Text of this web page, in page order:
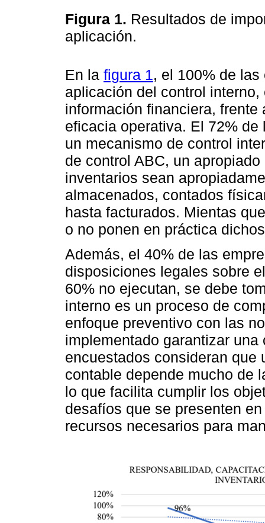
Figura 1. Resultados de
aplicación.
En la figura 1, el 100% de
aplicación del control
información financiera,
eficacia operativa. El 72%
un mecanismo de control
de control ABC, un
inventarios sean
almacenados, contados
hasta facturados. Mientas
o no ponen en práctica
Además, el 40% de las
disposiciones legales sobre
60% no ejecutan, se debe
interno es un proceso de
enfoque preventivo con las
implementado garantizar
encuestados consideran que
contable depende mucho de
lo que facilita cumplir los
desafíos que se presenten
recursos necesarios para